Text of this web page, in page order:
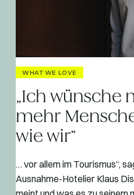
WHAT WE LOVE
„Ich wünsche
mehr
wie wir“
… vor allem im Tourismus“,
Ausnahme-Hotelier Klaus